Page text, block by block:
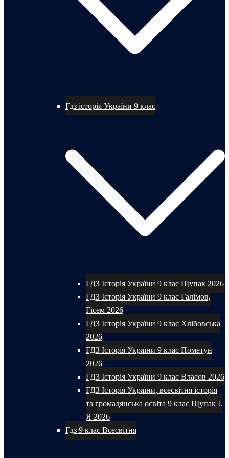
Гдз історія України 9 клас
ГДЗ Історія України 9 клас Щупак 2026
ГДЗ Історія України 9 клас Галімов,
Гісем 2026
ГДЗ Історія України 9 клас Хлібовська
2026
ГДЗ Історія України 9 клас Пометун
2026
ГДЗ Історія України 9 клас Власов 2026
ГДЗ Історія України, всесвітня історія
та громадянська освіта 9 клас Щупак І.
Я 2026
Гдз 9 клас Всесвітня